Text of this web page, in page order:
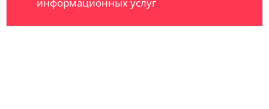
информационных услуг